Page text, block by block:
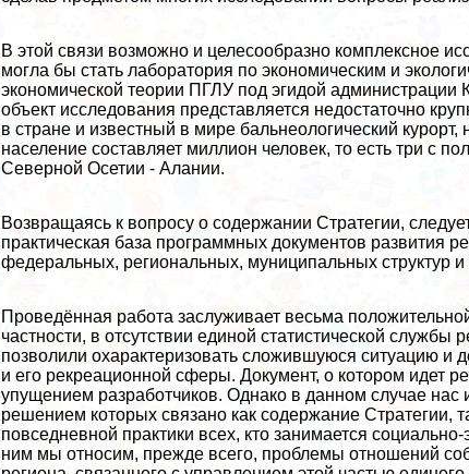
В этой связи возможно и целесообразно комплексное
могла бы стать лаборатория по экономическим и
экономической теории ПГЛУ под эгидой администрации
объект исследования представляется недостаточно
в стране и известный в мире бальнеологический
население составляет миллион человек, то есть три с
Северной Осетии - Алании.
Возвращаясь к вопросу о содержании Стратегии,
пpaктическая база программных документов развития
федеральных, региональных, муниципальных структур и
Проведённая работа заслуживает весьма
частности, в отсутствии единой статистической
позволили охаpaктеризовать сложившуюся ситуацию и
и его рекреационной сферы. Документ, о котором идет
упущением разработчиков. Однако в данном случае
решением которых связано как содержание Стратегии,
повседневной пpaктики всех, кто занимается
ним мы относим, прежде всего, проблемы отношений